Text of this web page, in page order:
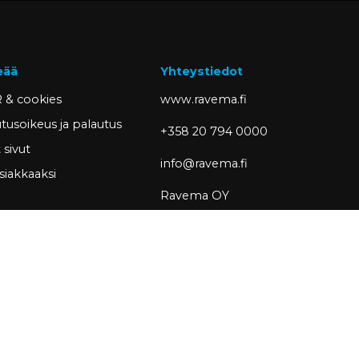
& cookies
ja palautus
sivut
Yhteystiedot
www.ravema.fi
+358 20 794 0000
info@ravema.fi
Ravema OY
PL 1000